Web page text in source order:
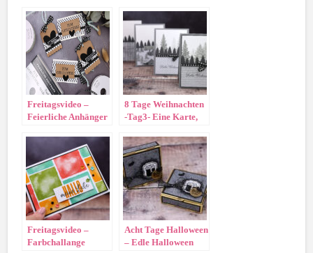
Freitagsvideo –
Feierliche Anhänger
8 Tage Weihnachten
-Tag3- Eine Karte,
Schwierigkeitsgrade
Freitagsvideo –
Farbchallange
Acht Tage Halloween
– Edle Halloween